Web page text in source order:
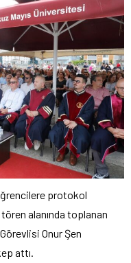
protokol
alanında toplanan
Onur Şen
attı.